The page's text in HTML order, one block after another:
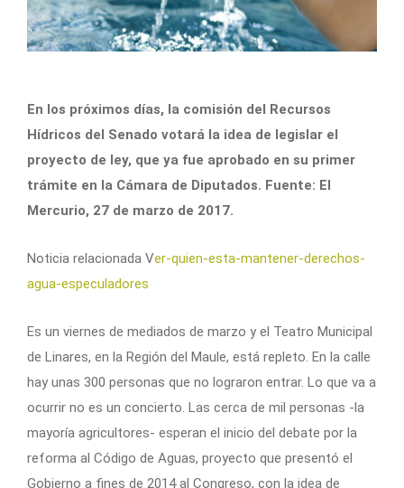
En los próximos días, la comisión del Recursos
Hídricos del Senado votará la idea de legislar el
proyecto de ley, que ya fue aprobado en su primer
trámite en la Cámara de Diputados. Fuente: El
Mercurio, 27 de marzo de 2017.
Noticia relacionada Ver-quien-esta-mantener-derechos-
agua-especuladores
Es un viernes de mediados de marzo y el Teatro Municipal
de Linares, en la Región del Maule, está repleto. En la calle
hay unas 300 personas que no lograron entrar. Lo que va a
ocurrir no es un concierto. Las cerca de mil personas -la
mayoría agricultores- esperan el inicio del debate por la
reforma al Código de Aguas, proyecto que presentó el
Gobierno a fines de 2014 al Congreso, con la idea de